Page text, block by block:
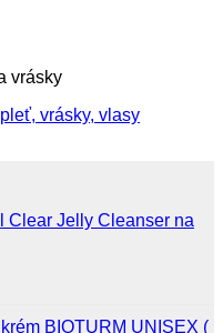
vrásky
vrásky, vlasy
Clear Jelly Cleanser na
BIOTURM UNISEX (